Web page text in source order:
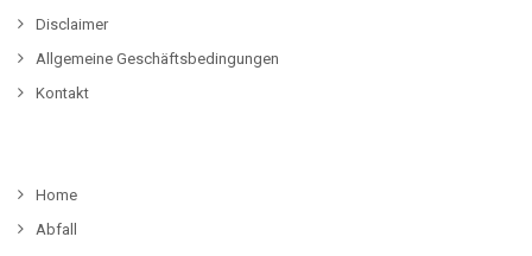
Disclaimer
Allgemeine Geschäftsbedingungen
Kontakt
Home
Abfall